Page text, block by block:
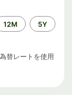
12M 5Y
替レートを使用